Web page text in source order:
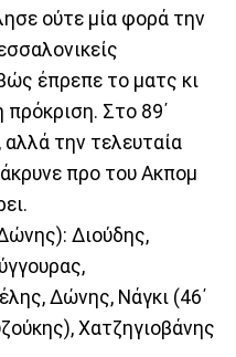
ούτε μία φορά την
έπρεπε το ματς κι
Στο 89΄
αλλά την τελευταία
προ του Ακπομ
Διούδης,
Δώνης, Νάγκι (46΄
Χατζηγιοβάνης